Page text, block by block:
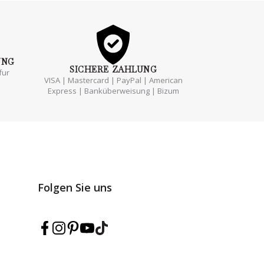
SICHERE ZAHLUNG
VISA | Mastercard | PayPal | American
Express | Banküberweisung | Bizum
Folgen Sie uns
Marmarina auf Facebook folgen
Marmarina auf Instagram folgen
Marmarina auf Pinterest folgen
Marmarina auf YouTube folgen
Marmarina auf TikTok folgen